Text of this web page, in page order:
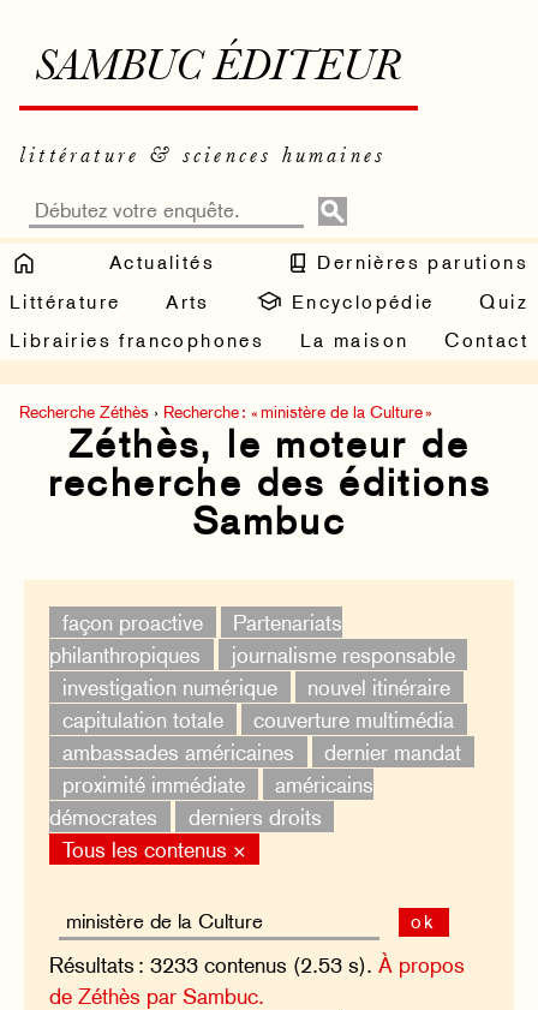
SAMBUC ÉDITEUR
littérature & sciences humaines
Actualités
Dernières parutions
Littérature
Arts Encyclopédie
Quiz
Librairies francophones
La maison Contact
Recherche Zéthès › Recherche : « ministère de la Culture »
Zéthès, le moteur de
recherche des éditions
Sambuc
façon proactive
Partenariats
philanthropiques
journalisme responsable
investigation numérique
nouvel itinéraire
capitulation totale
couverture multimédia
ambassades américaines
dernier mandat
proximité immédiate
américains
démocrates
derniers droits
Tous les contenus ×
ok
Résultats : 3233 contenus (2.53 s).À propos
de Zéthès par Sambuc.